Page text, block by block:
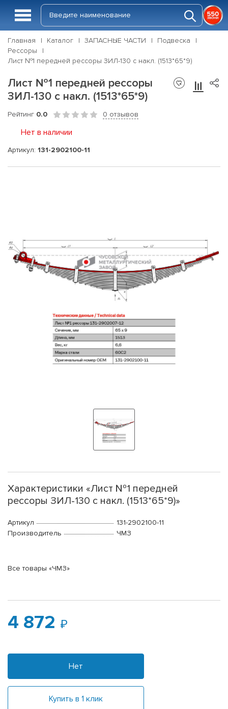
Главная Каталог ЗАПАСНЫЕ ЧАСТИ
Подвеска
Рессоры
Лист №1 передней рессоры ЗИЛ-130 с накл. (1513*65*9)
Лист №1 передней рессоры
ЗИЛ-130 с накл. (1513*65*9)
Рейтинг 0.0 0 отзывов
Нет в наличии
Артикул: 131-2902100-11
Характеристики «Лист №1 передней
рессоры ЗИЛ-130 с накл. (1513*65*9)»
Артикул
131-2902100-11
Производитель
ЧМЗ
Все товары «ЧМЗ»
4 872
Нет
Купить в 1 клик